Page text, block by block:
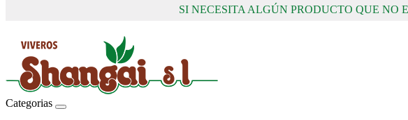
SI NECESITA ALGÚN PRODUCTO QUE
Categorias